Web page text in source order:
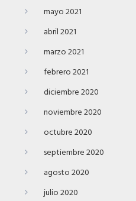
mayo 2021
abril 2021
marzo 2021
febrero 2021
diciembre 2020
noviembre 2020
octubre 2020
septiembre 2020
agosto 2020
julio 2020